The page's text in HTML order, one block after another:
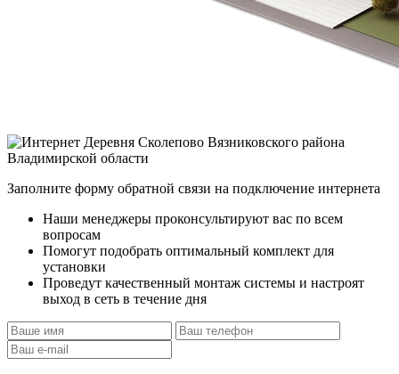
Заполните форму обратной связи на подключение интернета
Наши менеджеры проконсультируют вас по всем
вопросам
Помогут подобрать оптимальный комплект для
установки
Проведут качественный монтаж системы и настроят
выход в сеть в течение дня